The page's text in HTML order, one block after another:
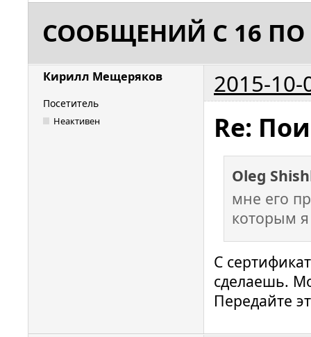
СООБЩЕНИЙ С 16 ПО
Кирилл Мещеряков 2015-10-
Посетитель
Неактивен Re:
Oleg
мне его
которым
С
сделаешь.
Передайте